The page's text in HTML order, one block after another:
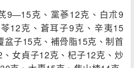
9—15克、黨蔘12克、白朮9
12克、蒼耳子9克、辛夷15
盆子15克、補骨脂15克、制首
女貞子12克、杞子12克、炒